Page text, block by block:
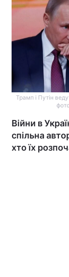
Трамп і Путін
Війни в
спільна
хто їх